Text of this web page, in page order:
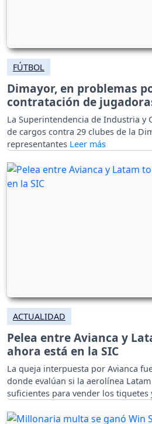
FÚTBOL
Dimayor, en problemas
contratación de
La Superintendencia de Industria y
de cargos contra 29 clubes de la
representantes
ACTUALIDAD
Pelea entre Avianca y
ahora está en la SIC
La queja interpuesta por Avianca
donde evalúan si la aerolínea
suficientes para vender los tiquetes
ayuda a la sana competencia.